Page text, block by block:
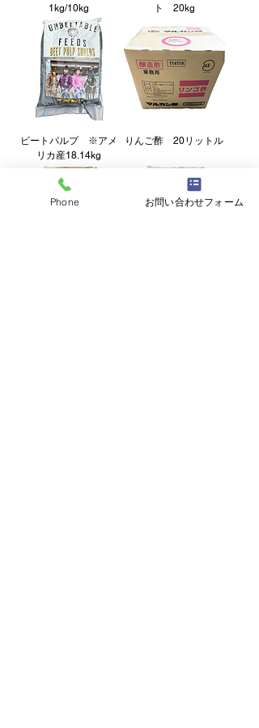
1kg/10kg
ト 20kg
ビートパルプ ※アメ
リカ産18.14kg
りんご酢 20リットル
Phone お問い合わせフォーム